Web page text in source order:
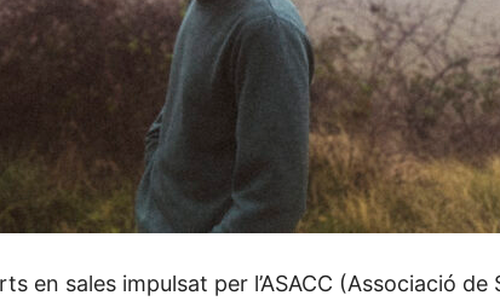
en sales impulsat per l’ASACC (Associació de